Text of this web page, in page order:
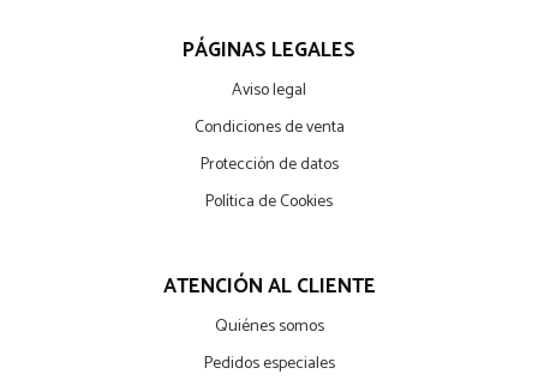
PÁGINAS LEGALES
Aviso legal
Condiciones de venta
Protección de datos
Política de Cookies
ATENCIÓN AL CLIENTE
Quiénes somos
Pedidos especiales